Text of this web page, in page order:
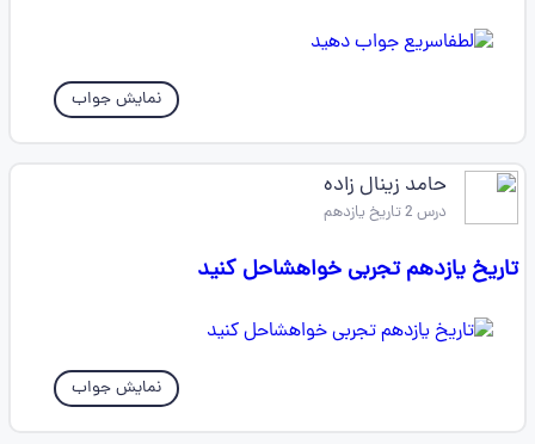
نمایش جواب
حامد زینال زاده
درس 2 تاریخ یازدهم
تاریخ یازدهم تجربی خواهشاحل کنید
نمایش جواب